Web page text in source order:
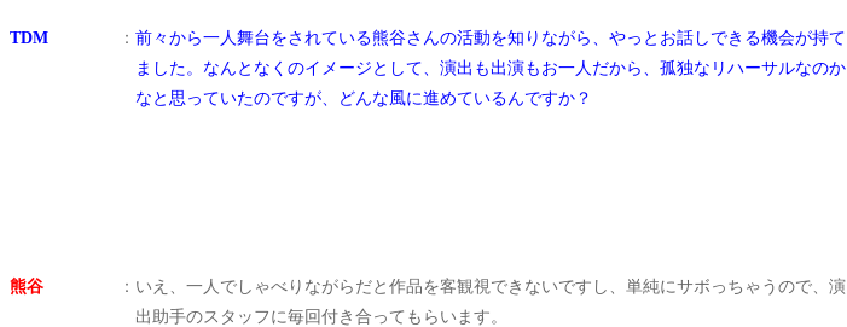
TDM ： 前々から一人舞台をされている熊谷さんの活動を知りながら、やっとお話しできる機会が持て
ました。なんとなくのイメージとして、演出も出演もお一人だから、孤独なリハーサルなのか
なと思っていたのですが、どんな風に進めているんですか？
熊谷 ： いえ、一人でしゃべりながらだと作品を客観視できないですし、単純にサボっちゃうので、演
出助手のスタッフに毎回付き合ってもらいます。